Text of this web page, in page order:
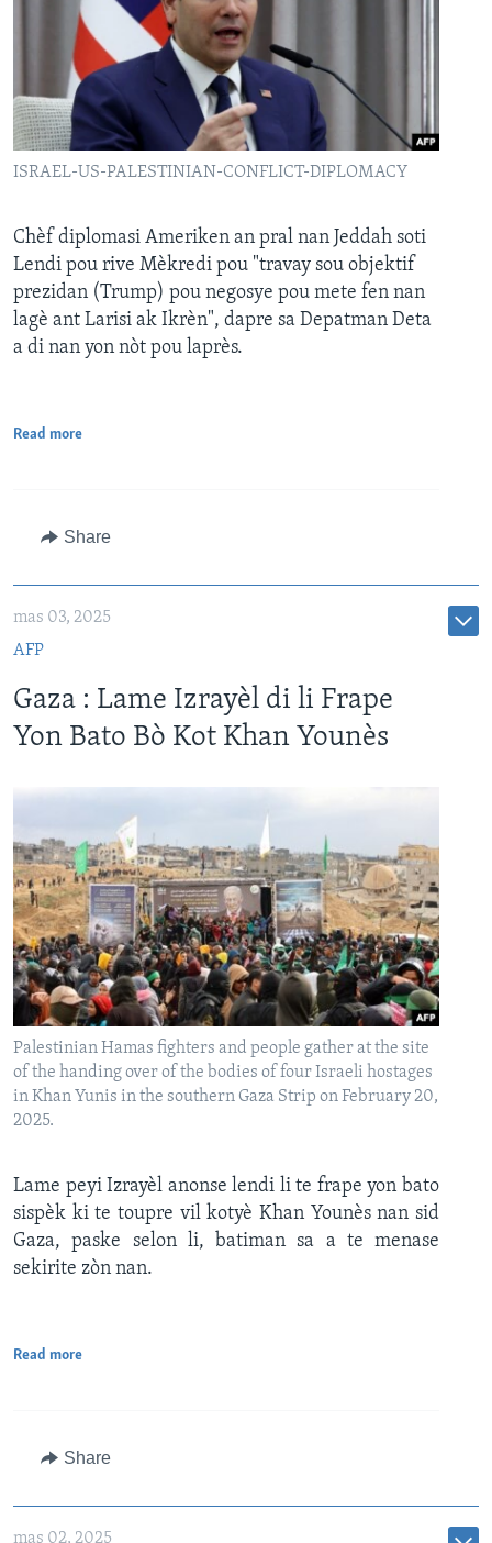
ISRAEL-US-PALESTINIAN-CONFLICT-DIPLOMACY
Chèf diplomasi Ameriken an pral nan Jeddah soti
Lendi pou rive Mèkredi pou "travay sou objektif
prezidan (Trump) pou negosye pou mete fen nan
lagè ant Larisi ak Ikrèn", dapre sa Depatman Deta
a di nan yon nòt pou laprès.
Read more
Share
mas 03, 2025
AFP
Gaza : Lame Izrayèl di li Frape
Yon Bato Bò Kot Khan Younès
Palestinian Hamas fighters and people gather at the site
of the handing over of the bodies of four Israeli hostages
in Khan Yunis in the southern Gaza Strip on February 20,
2025.
Lame peyi Izrayèl anonse lendi li te frape yon bato
sispèk ki te toupre vil kotyè Khan Younès nan sid
Gaza, paske selon li, batiman sa a te menase
sekirite zòn nan.
Read more
Share
mas 02, 2025